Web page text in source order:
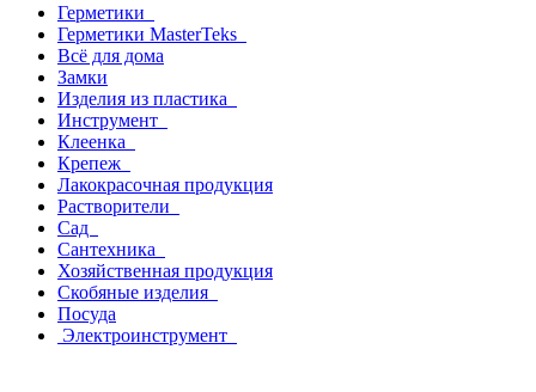
Герметики
Герметики MasterTeks
Всё для дома
Замки
Изделия из пластика
Инструмент
Клеенка
Крепеж
Лакокрасочная продукция
Растворители
Сад
Сантехника
Хозяйственная продукция
Скобяные изделия
Посуда
Электроинструмент